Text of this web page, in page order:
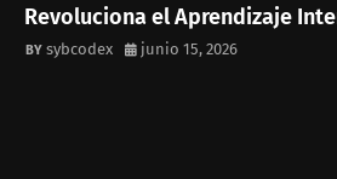
Revoluciona el Aprendizaje
sybcodex junio 15, 2026